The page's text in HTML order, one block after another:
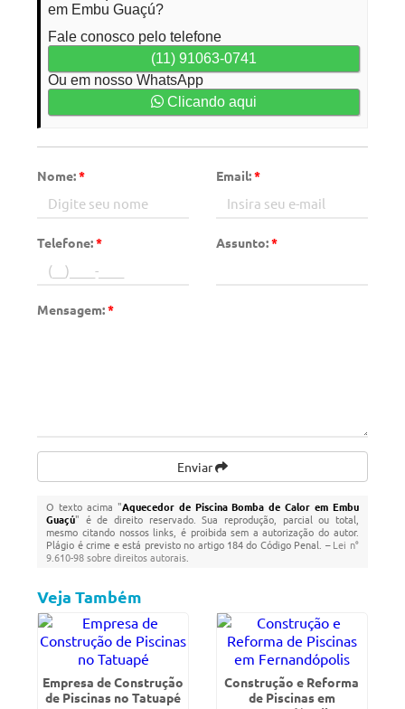
em Embu Guaçú?
Fale conosco pelo telefone
(11) 91063-0741
Ou em nosso WhatsApp
Clicando aqui
Nome:* Email:*
Telefone:* Assunto:*
Mensagem:*
Enviar
O texto acima "Aquecedor de Piscina Bomba de Calor em Embu
Guaçú" é de direito reservado. Sua reprodução, parcial ou total,
mesmo citando nossos links, é proibida sem a autorização do autor.
Plágio é crime e está previsto no artigo 184 do Código Penal. –Lei n°
9.610-98 sobre direitos autorais
Veja Também
Empresa de Construção
de Piscinas no Tatuapé
Construção e Reforma
de Piscinas em